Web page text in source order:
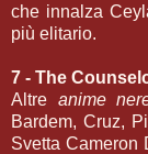
che innalza
più elitario.
7 - The
Altre anime
Bardem, Cruz,
Svetta Cameron